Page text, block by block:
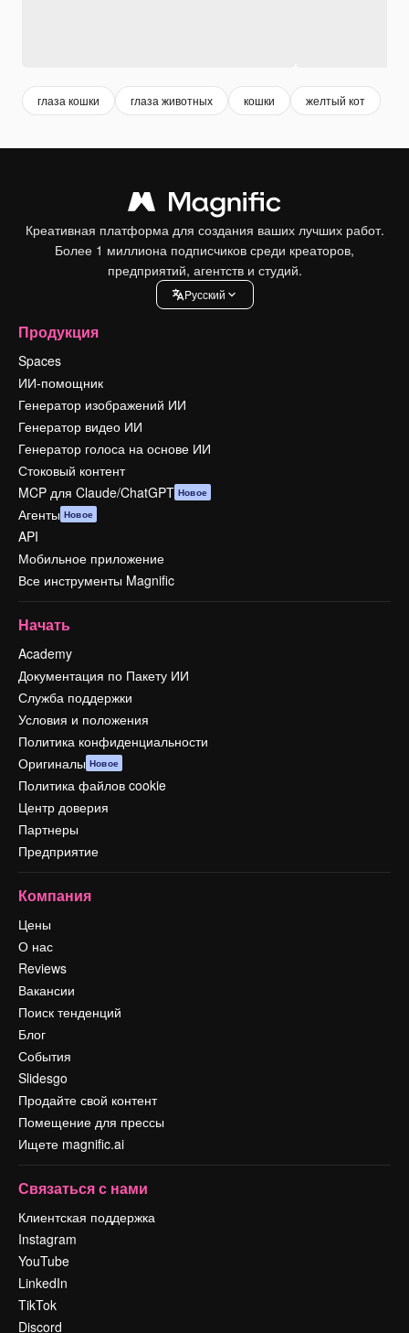
глаза кошки глаза животных кошки желтый кот
Креативная платформа для создания ваших лучших работ.
Более 1 миллиона подписчиков среди креаторов,
предприятий, агентств и студий.
Pусский
Продукция
Spaces
ИИ-помощник
Генератор изображений ИИ
Генератор видео ИИ
Генератор голоса на основе ИИ
Стоковый контент
MCP для Claude/ChatGPT Новое
Агенты Новое
API
Мобильное приложение
Все инструменты Magnific
Начать
Academy
Документация по Пакету ИИ
Служба поддержки
Условия и положения
Политика конфиденциальности
Оригиналы Новое
Политика файлов cookie
Центр доверия
Партнеры
Предприятие
Компания
Цены
О нас
Reviews
Вакансии
Поиск тенденций
Блог
События
Slidesgo
Продайте свой контент
Помещение для прессы
Ищете magnific.ai
Связаться с нами
Клиентская поддержка
Instagram
YouTube
LinkedIn
TikTok
Discord